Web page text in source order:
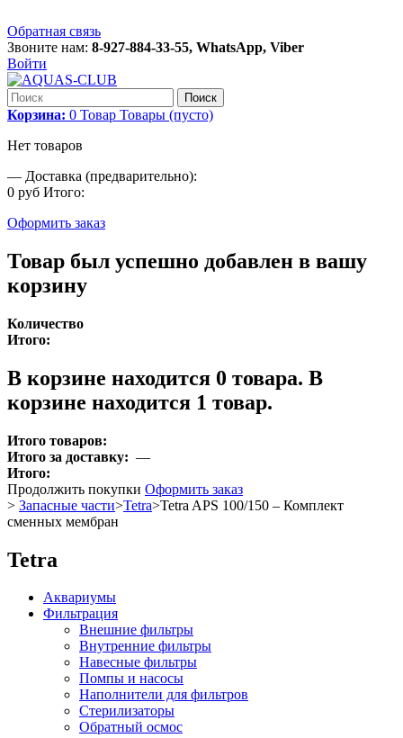
Обратная связь
Звоните нам: 8-927-884-33-55, WhatsApp, Viber
Войти
Поиск
Корзина: 0 Товар Товары (пусто)
Нет товаров
— Доставка (предварительно):
0 руб Итого:
Оформить заказ
Товар был успешно добавлен в вашу
корзину
Количество
Итого:
В корзине находится 0 товара. В
корзине находится 1 товар.
Итого товаров:
Итого за доставку: —
Итого:
Продолжить покупки Оформить заказ
> Запасные части>Tetra>Tetra APS 100/150 – Комплект
сменных мембран
Tetra
Аквариумы
Фильтрация
Внешние фильтры
Внутренние фильтры
Навесные фильтры
Помпы и насосы
Наполнители для фильтров
Стерилизаторы
Обратный осмос